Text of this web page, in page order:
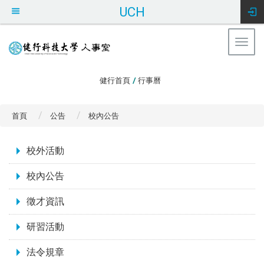
UCH
健行首頁 / 行事曆
首頁 公告 校內公告
校外活動
校內公告
徵才資訊
研習活動
法令規章